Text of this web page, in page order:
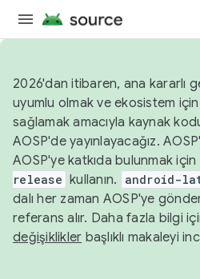
2026'dan itibaren, ana kararlı
uyumlu olmak ve ekosistem için
sağlamak amacıyla kaynak
AOSP'de yayınlayacağız.
AOSP'ye katkıda bulunmak için
release kullanın. android-
dalı her zaman AOSP'ye
referans alır. Daha fazla bilgi
değişiklikler başlıklı makaleyi